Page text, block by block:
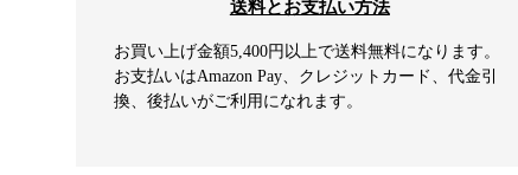
送料とお支払い方法
お買い上げ金額5,400円以上で送料無料になります。
お支払いはAmazon Pay、クレジットカード、代金引
換、後払いがご利用になれます。